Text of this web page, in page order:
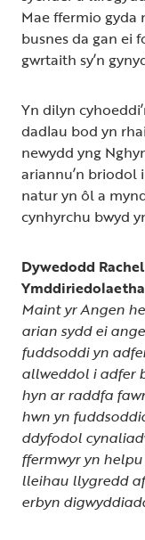
Mae ffermio gyda
busnes da gan ei
gwrtaith sy’n
Yn dilyn
dadlau bod yn
newydd yng
ariannu’n briodol
natur yn ôl a
cynhyrchu bwyd
Dywedodd
Maint yr Angen
arian sydd ei
fuddsoddi yn
allweddol i adfer
hyn ar raddfa
hwn yn
ddyfodol
ffermwyr yn
lleihau llygredd
erbyn